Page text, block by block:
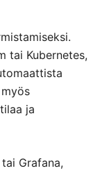
tai Kubernetes,
ja
Grafana,